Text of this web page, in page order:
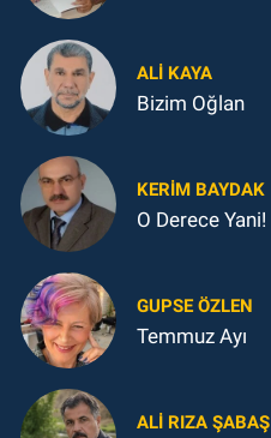
ALI KAYA
Bizim Oğlan
KERIM BAYDAK
O Derece Yani!
GUPSE ÖZLEN
Temmuz Ayı
ALI RIZA ŞABAŞ